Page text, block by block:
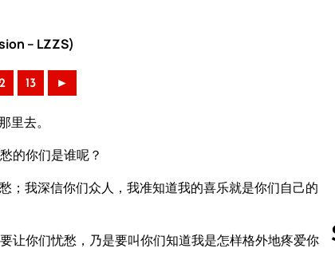
– LZZS)
13 ►
去。
的你们是谁呢？
；我深信你们众人，我准知道我的喜乐就是你们自己的
让你们忧愁，乃是要叫你们知道我是怎样格外地疼爱你